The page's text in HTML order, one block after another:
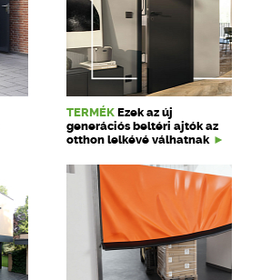
TERMÉK Ezek az új
generációs beltéri ajtók az
otthon lelkévé válhatnak